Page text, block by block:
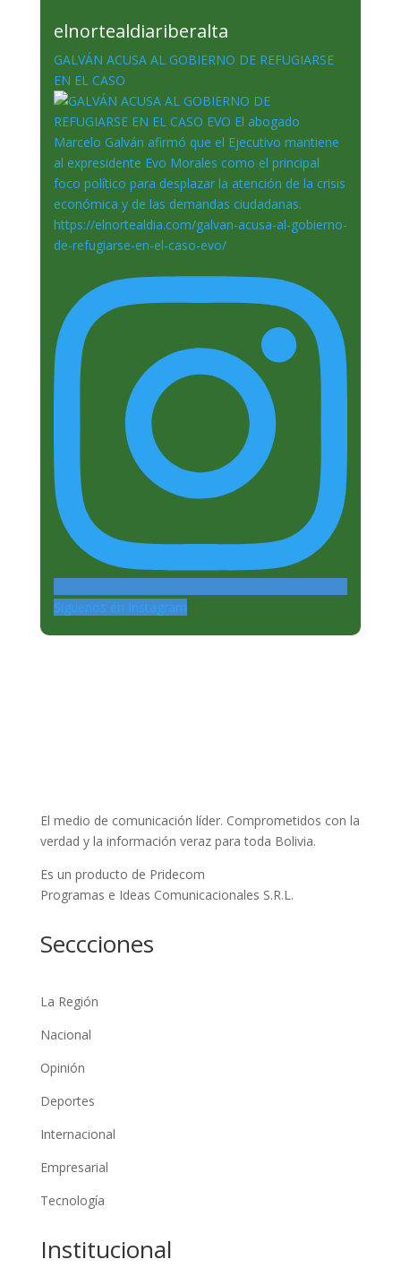
elnortealdiariberalta
GALVÁN ACUSA AL GOBIERNO DE REFUGIARSE
EN EL CASO
Siguenos en Instagram
El medio de comunicación líder. Comprometidos con la
verdad y la información veraz para toda Bolivia.
Es un producto de Pridecom
Programas e Ideas Comunicacionales S.R.L.
Seccciones
La Región
Nacional
Opinión
Deportes
Internacional
Empresarial
Tecnología
Institucional